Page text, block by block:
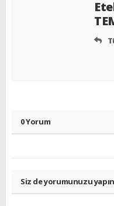
0 Yorum
Siz de yorumunuzu yapın